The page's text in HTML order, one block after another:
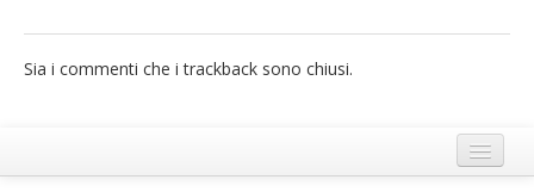
Sia i commenti che i trackback sono chiusi.